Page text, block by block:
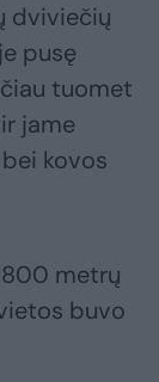
dviviečių
pusę
tuomet
jame
kovos
metrų
buvo